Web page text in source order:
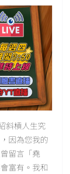
斜槓人生究
因為您我的
留言「堯
富有。我和